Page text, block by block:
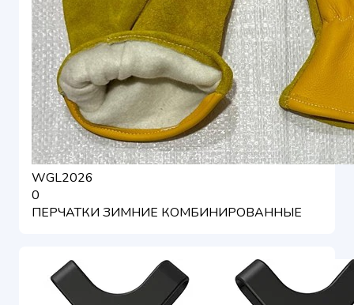
WGL2026
0
ПЕРЧАТКИ ЗИМНИЕ КОМБИНИРОВАННЫЕ